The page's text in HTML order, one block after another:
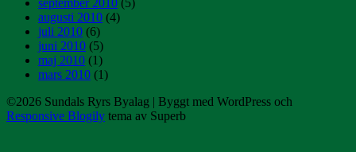
september 2010 (5)
augusti 2010 (4)
juli 2010 (6)
juni 2010 (5)
maj 2010 (1)
mars 2010 (1)
©2026 Sundals Ryrs Byalag | Byggt med WordPress och
Responsive Blogily tema av Superb